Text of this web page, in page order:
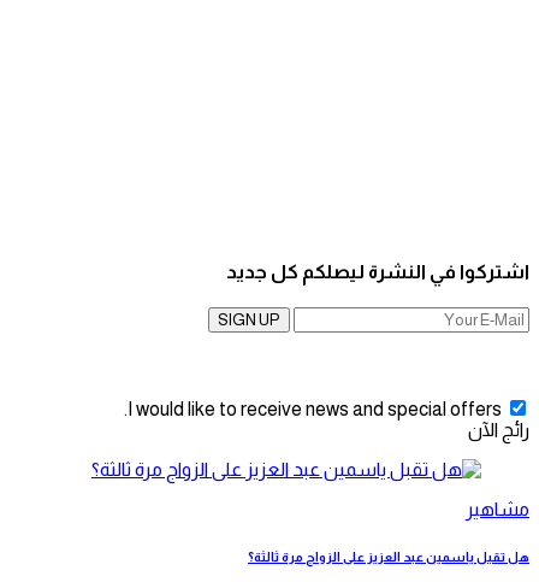
اشتركوا في النشرة ليصلكم كل جديد
SIGN UP
I would like to receive news and special offers.
رائج الآن
مشاهير
هل تقبل ياسمين عبد العزيز على الزواج مرة ثالثة؟